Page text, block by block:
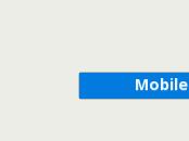
Mobile